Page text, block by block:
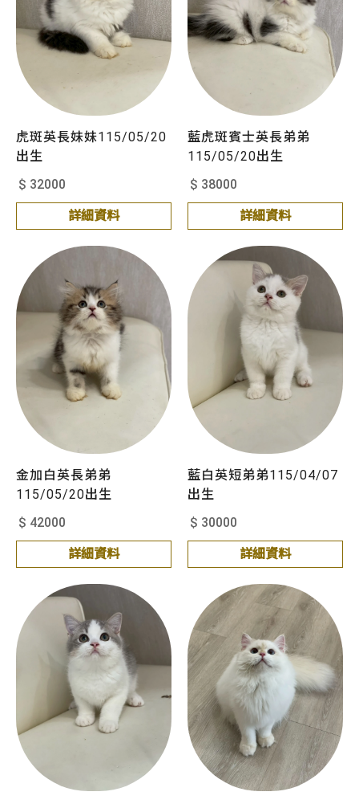
虎斑英長妹妹115/05/20
出生
$ 32000
詳細資料
藍虎斑賓士英長弟弟
115/05/20出生
$ 38000
詳細資料
金加白英長弟弟
115/05/20出生
$ 42000
詳細資料
藍白英短弟弟115/04/07
出生
$ 30000
詳細資料